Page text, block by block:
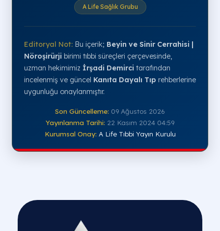
Disk dokusu sertleşir ve eski
1. Yıl ve Sonrası
(Sürdürülebilirlik)
Uzun vadeli omurga sağlığı
stabilitesi.
A Life Sağlık Grubu
Editoryal Not: Bu içerik; Beyin ve Sinir Cerrahisi |
Nöroşirürji birimi tıbbi süreçleri çerçevesinde,
uzman hekimimiz İrşadi Demirci tarafından
incelenmiş ve güncel Kanıta Dayalı Tıp rehberlerine
uygunluğu onaylanmıştır.
Son Güncelleme: 09 Ağustos 2026
Yayınlanma Tarihi: 22 Kasım 2024 04:59
Kurumsal Onay: A Life Tıbbi Yayın Kurulu